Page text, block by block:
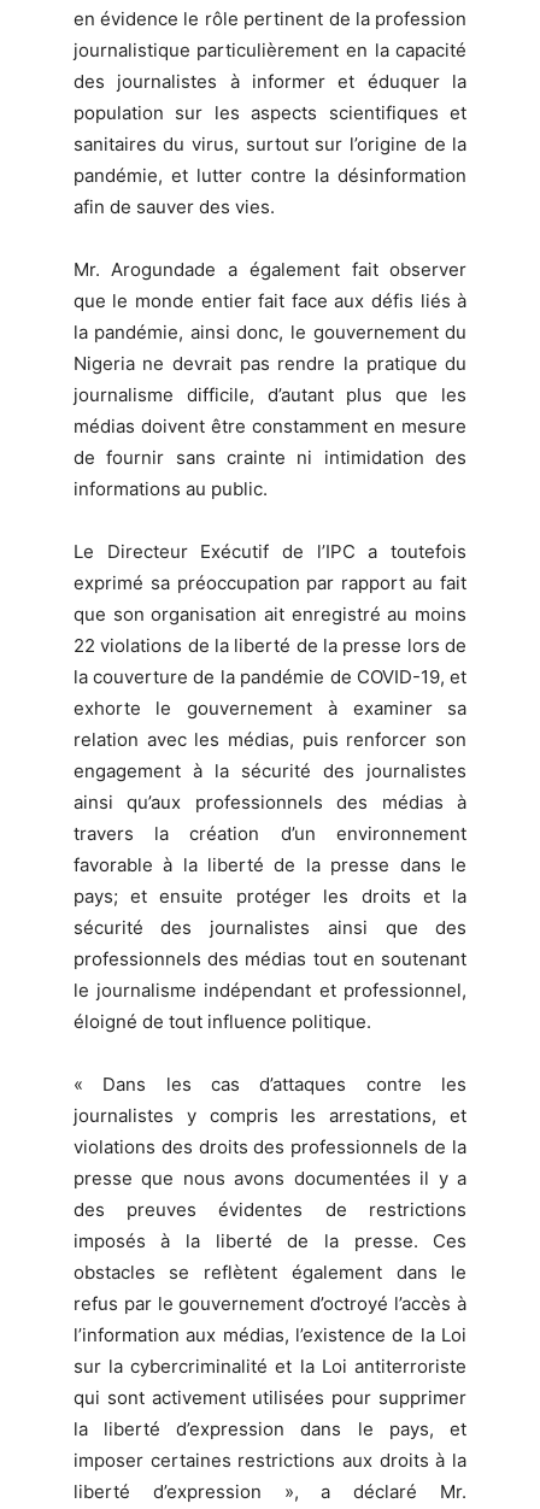
en évidence le rôle pertinent de la profession
journalistique particulièrement en la capacité
des journalistes à informer et éduquer la
population sur les aspects scientifiques et
sanitaires du virus, surtout sur l’origine de la
pandémie, et lutter contre la désinformation
afin de sauver des vies.
Mr. Arogundade a également fait observer
que le monde entier fait face aux défis liés à
la pandémie, ainsi donc, le gouvernement du
Nigeria ne devrait pas rendre la pratique du
journalisme difficile, d’autant plus que les
médias doivent être constamment en mesure
de fournir sans crainte ni intimidation des
informations au public.
Le Directeur Exécutif de l’IPC a toutefois
exprimé sa préoccupation par rapport au fait
que son organisation ait enregistré au moins
22 violations de la liberté de la presse lors de
la couverture de la pandémie de COVID-19, et
exhorte le gouvernement à examiner sa
relation avec les médias, puis renforcer son
engagement à la sécurité des journalistes
ainsi qu’aux professionnels des médias à
travers la création d’un environnement
favorable à la liberté de la presse dans le
pays; et ensuite protéger les droits et la
sécurité des journalistes ainsi que des
professionnels des médias tout en soutenant
le journalisme indépendant et professionnel,
éloigné de tout influence politique.
« Dans les cas d’attaques contre les
journalistes y compris les arrestations, et
violations des droits des professionnels de la
presse que nous avons documentées il y a
des preuves évidentes de restrictions
imposés à la liberté de la presse. Ces
obstacles se reflètent également dans le
refus par le gouvernement d’octroyé l’accès à
l’information aux médias, l’existence de la Loi
sur la cybercriminalité et la Loi antiterroriste
qui sont activement utilisées pour supprimer
la liberté d’expression dans le pays, et
imposer certaines restrictions aux droits à la
liberté d’expression », a déclaré Mr.